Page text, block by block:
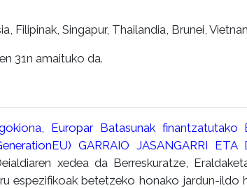
Filipinak, Singapur, Thailandia, Brunei,
31n amaituko da.
Europar Batasunak finantzatutako
GARRAIO JASANGARRI ETA
xedea da Berreskuratze,
espezifikoak betetzeko honako jardun-ildo